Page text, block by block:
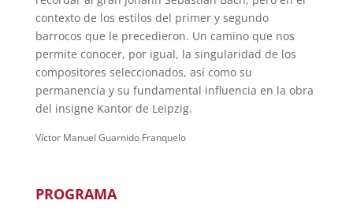
contexto de los estilos del primer y segundo
barrocos que le precedieron. Un camino que nos
permite conocer, por igual, la singularidad de los
compositores seleccionados, así como su
permanencia y su fundamental influencia en la obra
del insigne Kantor de Leipzig.
Víctor Manuel Guarnido Franquelo
PROGRAMA